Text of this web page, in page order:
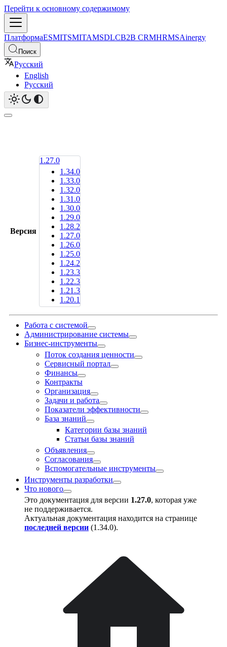
Перейти к основному содержимому
ПлатформаESMITSMITAMSDLCB2B CRMHRMSAinergy
Поиск
Русский
English
Русский
Версия
1.27.0
1.34.0
1.33.0
1.32.0
1.31.0
1.30.0
1.29.0
1.28.2
1.27.0
1.26.0
1.25.0
1.24.2
1.23.3
1.22.3
1.21.3
1.20.1
Работа с системой
Администрирование системы
Бизнес-инструменты
Поток создания ценности
Сервисный портал
Финансы
Контракты
Организация
Задачи и работа
Показатели эффективности
База знаний
Категории базы знаний
Статьи базы знаний
Объявления
Согласования
Вспомогательные инструменты
Инструменты разработки
Что нового
Это документация для версии 1.27.0, которая уже
не поддерживается.
Актуальная документация находится на странице
последней версии (1.34.0).